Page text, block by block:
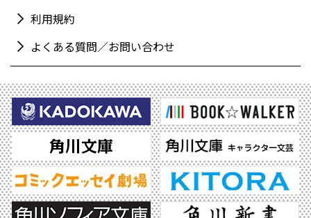
利用規約
よくある質問／お問い合わせ